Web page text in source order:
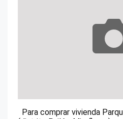
Para comprar vivienda